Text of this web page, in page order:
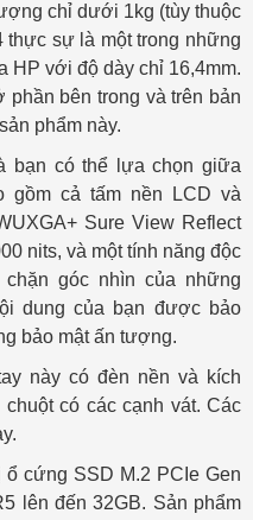
chỉ dưới 1kg (tùy thuộc
thực sự là một trong những
HP với độ dày chỉ 16,4mm.
phần bên trong và trên bản
phẩm này.
bạn có thể lựa chọn giữa
gồm cả tấm nền LCD và
Sure View Reflect
nits, và một tính năng độc
góc nhìn của những
dung của bạn được bảo
bảo mật ấn tượng.
này có đèn nền và kích
có các cạnh vát. Các
cứng SSD M.2 PCIe Gen
lên đến 32GB. Sản phẩm